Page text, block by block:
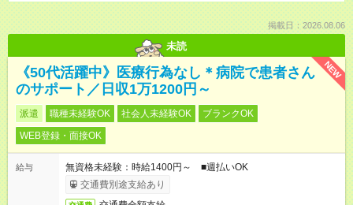
掲載日：2026.08.06
未読
NEW
《50代活躍中》医療行為なし＊病院で患者さん
のサポート／日収1万1200円～
派遣 職種未経験OK 社会人未経験OK
ブランクOK
WEB登録・面接OK
給与
無資格未経験：時給1400円～ ■週払いOK
交通費別途支給あり